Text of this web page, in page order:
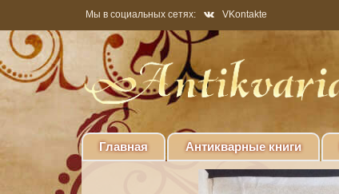
Мы в социальных сетях: VKontakte
Главная Антикварные книги